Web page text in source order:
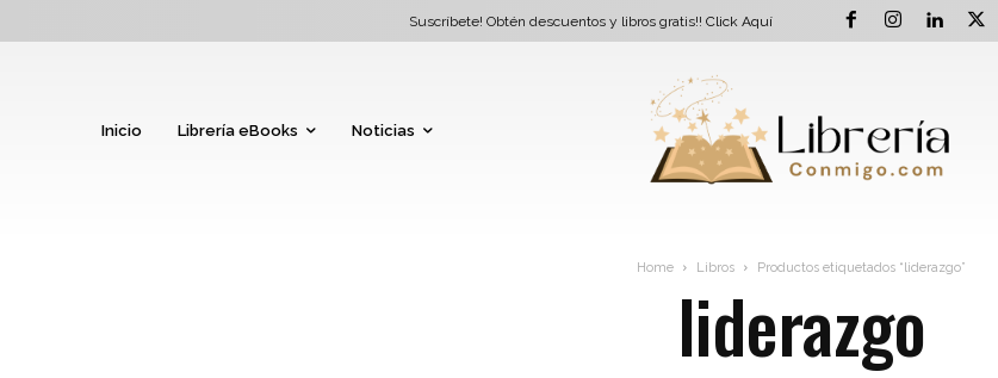
Suscríbete! Obtén descuentos y libros gratis!! Click Aquí
Inicio Librería eBooks Noticias
Home Libros Productos etiquetados “liderazgo”
liderazgo